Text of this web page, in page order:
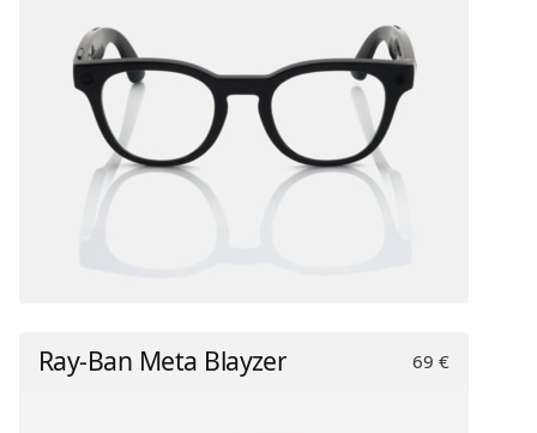
Ray-Ban Meta Blayzer 69 €